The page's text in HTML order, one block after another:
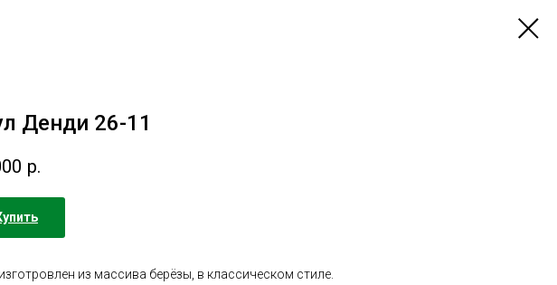
Денди 26-11
р.
из массива берёзы, в классическом стиле.